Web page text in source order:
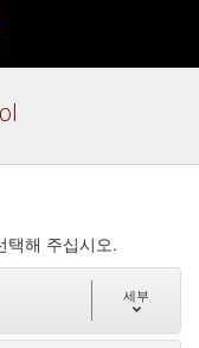
택해 주십시오.
세부